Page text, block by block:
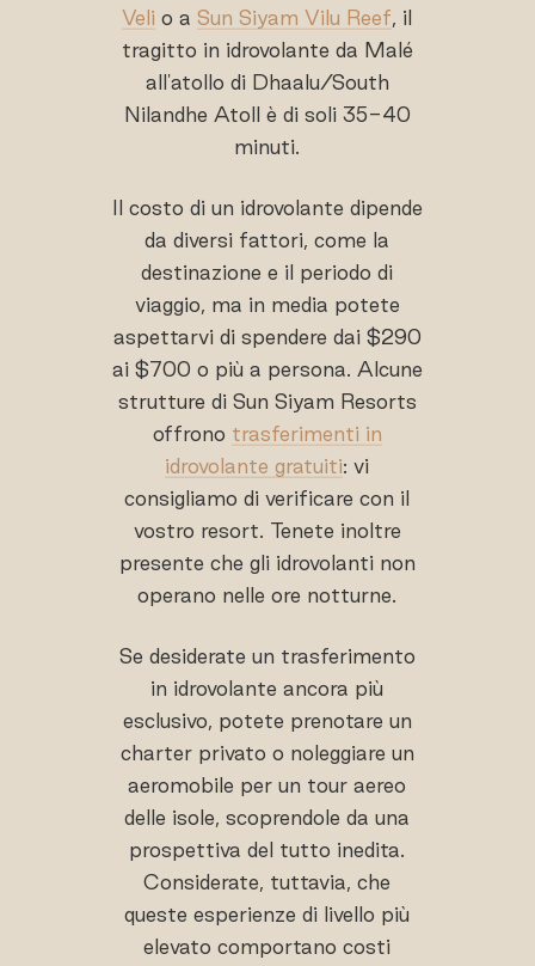
Veli o aSun Siyam Vilu Reef, il
tragitto in idrovolante da Malé
all'atollo di Dhaalu/South
Nilandhe Atoll è di soli 35-40
minuti.
Il costo di un idrovolante dipende
da diversi fattori, come la
destinazione e il periodo di
viaggio, ma in media potete
aspettarvi di spendere dai $290
ai $700 o più a persona. Alcune
strutture di Sun Siyam Resorts
offrono trasferimenti in
idrovolante gratuiti: vi
consigliamo di verificare con il
vostro resort. Tenete inoltre
presente che gli idrovolanti non
operano nelle ore notturne.
Se desiderate un trasferimento
in idrovolante ancora più
esclusivo, potete prenotare un
charter privato o noleggiare un
aeromobile per un tour aereo
delle isole, scoprendole da una
prospettiva del tutto inedita.
Considerate, tuttavia, che
queste esperienze di livello più
elevato comportano costi